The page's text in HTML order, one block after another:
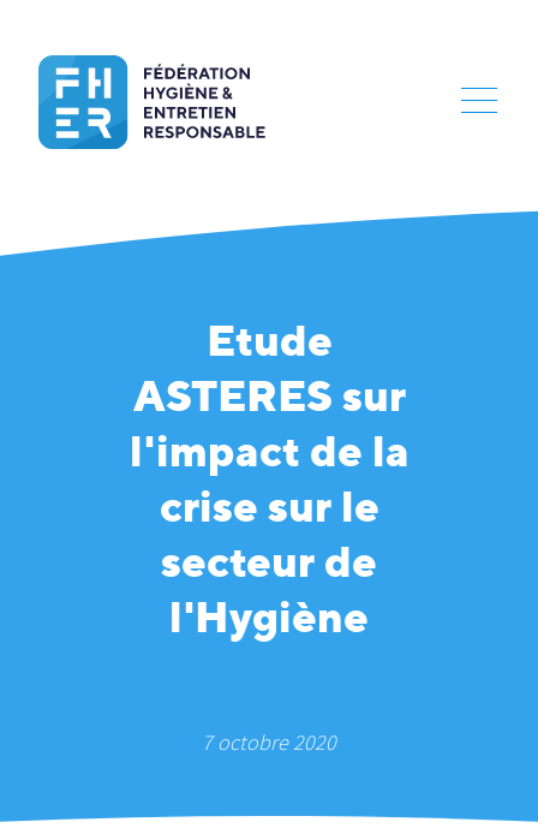
Etude
ASTERES sur
l'impact de la
crise sur le
secteur de
l'Hygiène
7 octobre 2020